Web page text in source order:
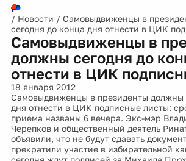
/ Новости
сегодня до конца дня отнести в ЦИК
Самовыдвиженцы в
должны сегодня до
отнести в ЦИК
18 января 2012
Самовыдвиженцы в президенты должны
дня отнести в ЦИК подписные листы:
приема названы 6 вечера. Экс-мэр
Черепков и общественный деятель
объявили, что не будут сдавать
прекратили участие в избирательной
сегодня ждут подписей за Михаила
Явлинского и иркутского губернатора